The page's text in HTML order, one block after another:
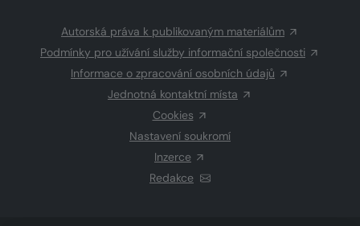
Autorská práva k publikovaným materiálům
Podmínky pro užívání služby informační společnosti
Informace o zpracování osobních údajů
Jednotná kontaktní místa
Cookies
Nastavení soukromí
Inzerce
Redakce